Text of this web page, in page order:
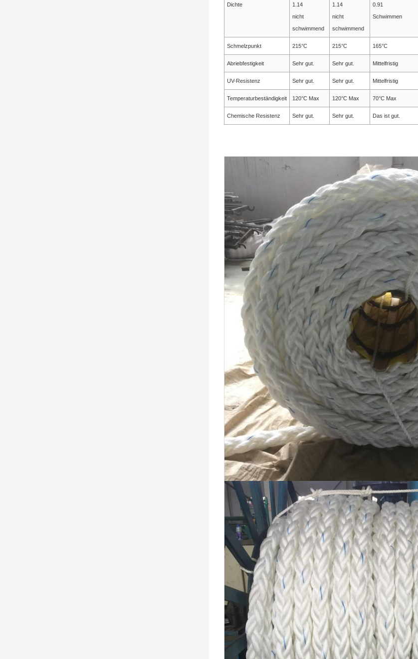
Dichte
1.14
nicht
schwimmend
1.14
nicht
schwimmend
0.91
Schwimmen
Schmelzpunkt 215°C 215°C 165°C
Abriebfestigkeit Sehr gut. Sehr gut. Mittelfristig
UV-Resistenz Sehr gut. Sehr gut. Mittelfristig
Temperaturbeständigkeit 120°C Max 120°C Max 70°C Max
Chemische Resistenz Sehr gut. Sehr gut. Das ist gut.